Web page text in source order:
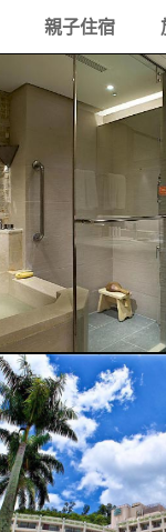
親子住宿